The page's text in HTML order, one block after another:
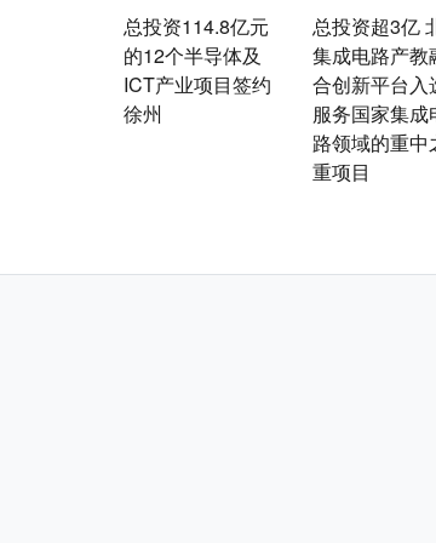
总投资114.8亿元
的12个半导体及
ICT产业项目签约
徐州
总投资超3亿
集成电路产教
合创新平台入
服务国家集成
路领域的重中
重项目